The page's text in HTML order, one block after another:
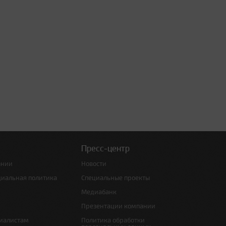
политика
Пресс-центр
Новости
Специальные проекты
Медиабанк
Презентации компании
Политика обработки